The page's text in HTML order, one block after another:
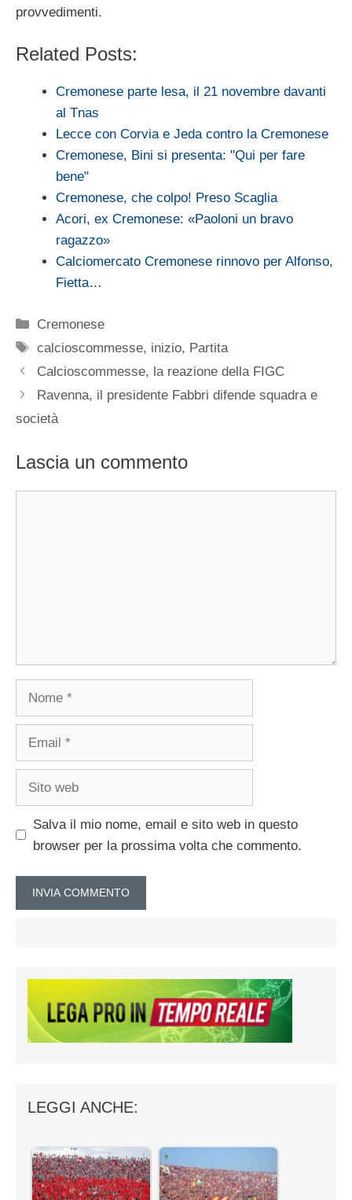
provvedimenti.
Related Posts:
Cremonese parte lesa, il 21 novembre davanti
al Tnas
Lecce con Corvia e Jeda contro la Cremonese
Cremonese, Bini si presenta: "Qui per fare
bene"
Cremonese, che colpo! Preso Scaglia
Acori, ex Cremonese: «Paoloni un bravo
ragazzo»
Calciomercato Cremonese rinnovo per Alfonso,
Fietta…
Categorie
Cremonese
Tag
calcioscommesse, inizio, Partita
Calcioscommesse, la reazione della FIGC
Ravenna, il presidente Fabbri difende squadra e
società
Lascia un commento
Nome
Email
Sito
Salva il mio nome, email e sito web in questo
browser per la prossima volta che commento.
LEGGI ANCHE: